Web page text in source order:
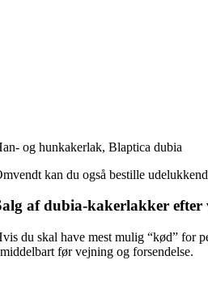
og hunkakerlak, Blaptica dubia
kan du også bestille
af dubia-kakerlakker
du skal have mest mulig “kød” for
før vejning og forsendelse.